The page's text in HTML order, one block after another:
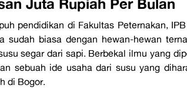
Juta Rupiah Per Bulan
pendidikan di Fakultas Peternakan,
sudah biasa dengan hewan-hewan
segar dari sapi. Berbekal ilmu yang
sebuah ide usaha dari susu yang
di Bogor.